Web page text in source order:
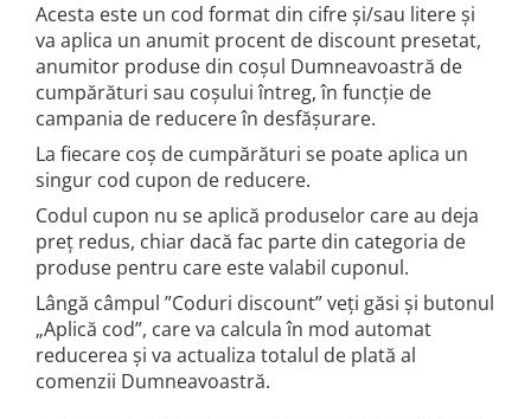
Acesta este un cod format din cifre și/sau litere și
va aplica un anumit procent de discount presetat,
anumitor produse din coșul Dumneavoastră de
cumpărături sau coșului întreg, în funcție de
campania de reducere în desfășurare.
La fiecare coș de cumpărături se poate aplica un
singur cod cupon de reducere.
Codul cupon nu se aplică produselor care au deja
preț redus, chiar dacă fac parte din categoria de
produse pentru care este valabil cuponul.
Lângă câmpul ”Coduri discount” veți găsi și butonul
„Aplică cod”, care va calcula în mod automat
reducerea și va actualiza totalul de plată al
comenzii Dumneavoastră.